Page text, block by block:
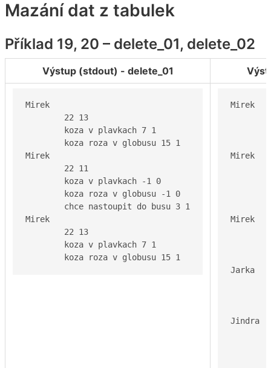
Mazání dat z tabulek
Příklad 19, 20 – delete_01, delete_02
Výstup (stdout) - delete_01
Mirek
Mirek
Mirek
	koza roza v globusu 15 1
Mirek
Mirek
Mirek
Jarka
Jindra